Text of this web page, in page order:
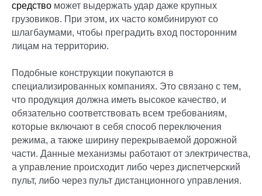
средство может выдержать удар даже крупных
грузовиков. При этом, их часто комбинируют со
шлагбаумами, чтобы преградить вход посторонним
лицам на территорию.
Подобные конструкции покупаются в
специализированных компаниях. Это связано с тем,
что продукция должна иметь высокое качество, и
обязательно соответствовать всем требованиям,
которые включают в себя способ переключения
режима, а также ширину перекрываемой дорожной
части. Данные механизмы работают от электричества,
а управление происходит либо через диспетчерский
пульт, либо через пульт дистанционного управления.